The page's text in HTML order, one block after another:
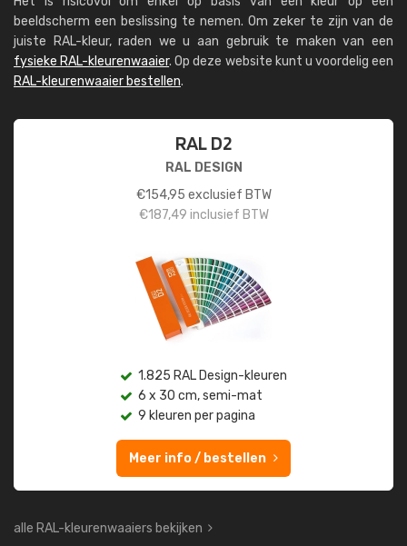
beeldscherm een beslissing te nemen. Om zeker te zijn van de
juiste RAL-kleur, raden we u aan gebruik te maken van een
fysieke RAL-kleurenwaaier. Op deze website kunt u voordelig een
RAL-kleurenwaaier bestellen.
RAL D2
RAL DESIGN
€154,95 exclusief BTW
€187,49 inclusief BTW
1.825 RAL Design-kleuren
6 x 30 cm, semi-mat
9 kleuren per pagina
Meer info / bestellen
alle RAL-kleurenwaaiers bekijken